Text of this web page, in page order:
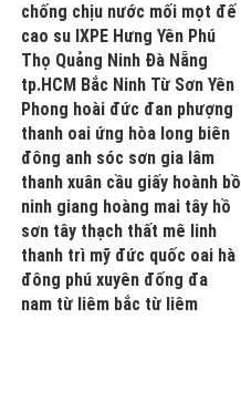
chống chịu nước mối mọt đế
cao su IXPE Hưng Yên Phú
Thọ Quảng Ninh Đà Nẵng
tp.HCM Bắc Ninh Từ Sơn Yên
Phong hoài đức đan phượng
thanh oai ứng hòa long biên
đông anh sóc sơn gia lâm
thanh xuân cầu giấy hoành bồ
ninh giang hoàng mai tây hồ
sơn tây thạch thất mê linh
thanh trì mỹ đức quốc oai hà
đông phú xuyên đống đa
nam từ liêm bắc từ liêm